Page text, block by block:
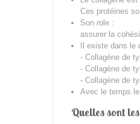
Ces protéines
Son role :
assurer la
Il existe dans le
- Collagène de
- Collagène de
- Collagène de
Avec le temps
Quelles sont